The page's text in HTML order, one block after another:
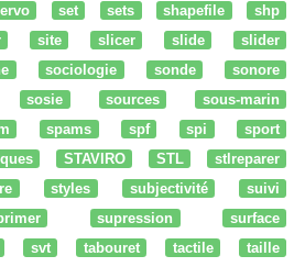
set sets shapefile
shp
site slicer slide
slider
sociologie sonde
sonore
sosie sources
sous-marin
spams spf spi
sport
STAVIRO STL
stlreparer
styles subjectivité
suivi
supression
surface
svt tabouret tactile
taille